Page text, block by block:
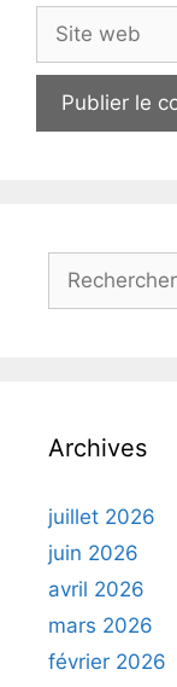
web
Archives
juillet 2026
juin 2026
avril 2026
mars 2026
février 2026